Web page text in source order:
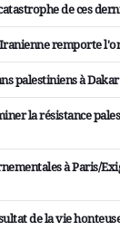
de ces
remporte
palestiniens à Dakar
la résistance
à Paris/
de la vie